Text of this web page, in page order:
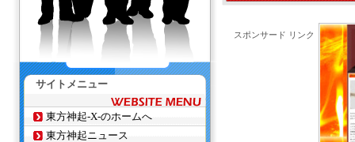
スポンサード リンク
サイトメニュー
東方神起-X-のホームへ
東方神起ニュース